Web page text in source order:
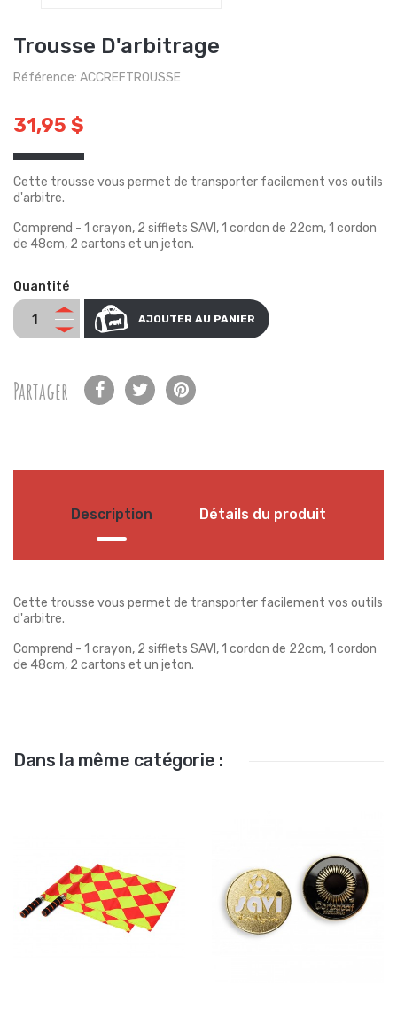
Trousse D'arbitrage
Référence: ACCREFTROUSSE
31,95 $
Cette trousse vous permet de transporter facilement vos outils
d'arbitre.
Comprend - 1 crayon, 2 sifflets SAVI, 1 cordon de 22cm, 1 cordon
de 48cm, 2 cartons et un jeton.
Quantité
AJOUTER AU PANIER
Partager
Description Détails du produit
Cette trousse vous permet de transporter facilement vos outils
d'arbitre.
Comprend - 1 crayon, 2 sifflets SAVI, 1 cordon de 22cm, 1 cordon
de 48cm, 2 cartons et un jeton.
Dans la même catégorie :